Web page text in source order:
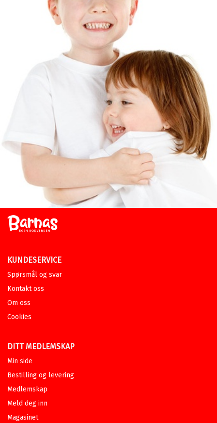
KUNDESERVICE
Spørsmål og svar
Kontakt oss
Om oss
Cookies
DITT MEDLEMSKAP
Min side
Bestilling og levering
Medlemskap
Meld deg inn
Magasinet